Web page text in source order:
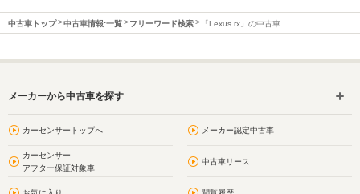
中古車トップ 中古車情報:一覧 フリーワード検索 「Lexus rx」の中古車
メーカーから中古車を探す
カーセンサートップへ メーカー認定中古車
カーセンサー
アフター保証対象車
中古車リース